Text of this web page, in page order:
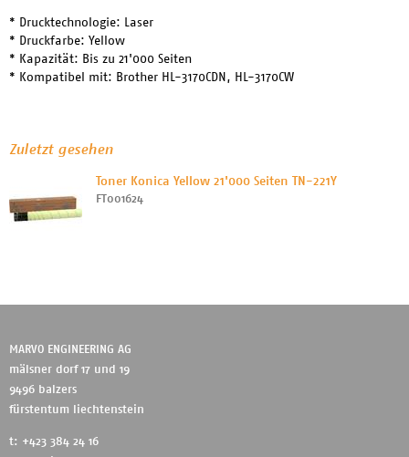
* Drucktechnologie: Laser
* Druckfarbe: Yellow
* Kapazität: Bis zu 21'000 Seiten
* Kompatibel mit: Brother HL-3170CDN, HL-3170CW
Zuletzt gesehen
Toner Konica Yellow 21'000 Seiten TN-221Y
FT001624
MARVO ENGINEERING AG
mälsner dorf 17 und 19
9496 balzers
fürstentum liechtenstein
t: +423 384 24 16